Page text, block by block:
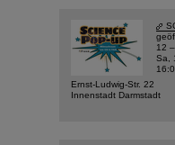
12
Sa,
Ernst-Ludwig-Str. 22
Innenstadt Darmstadt